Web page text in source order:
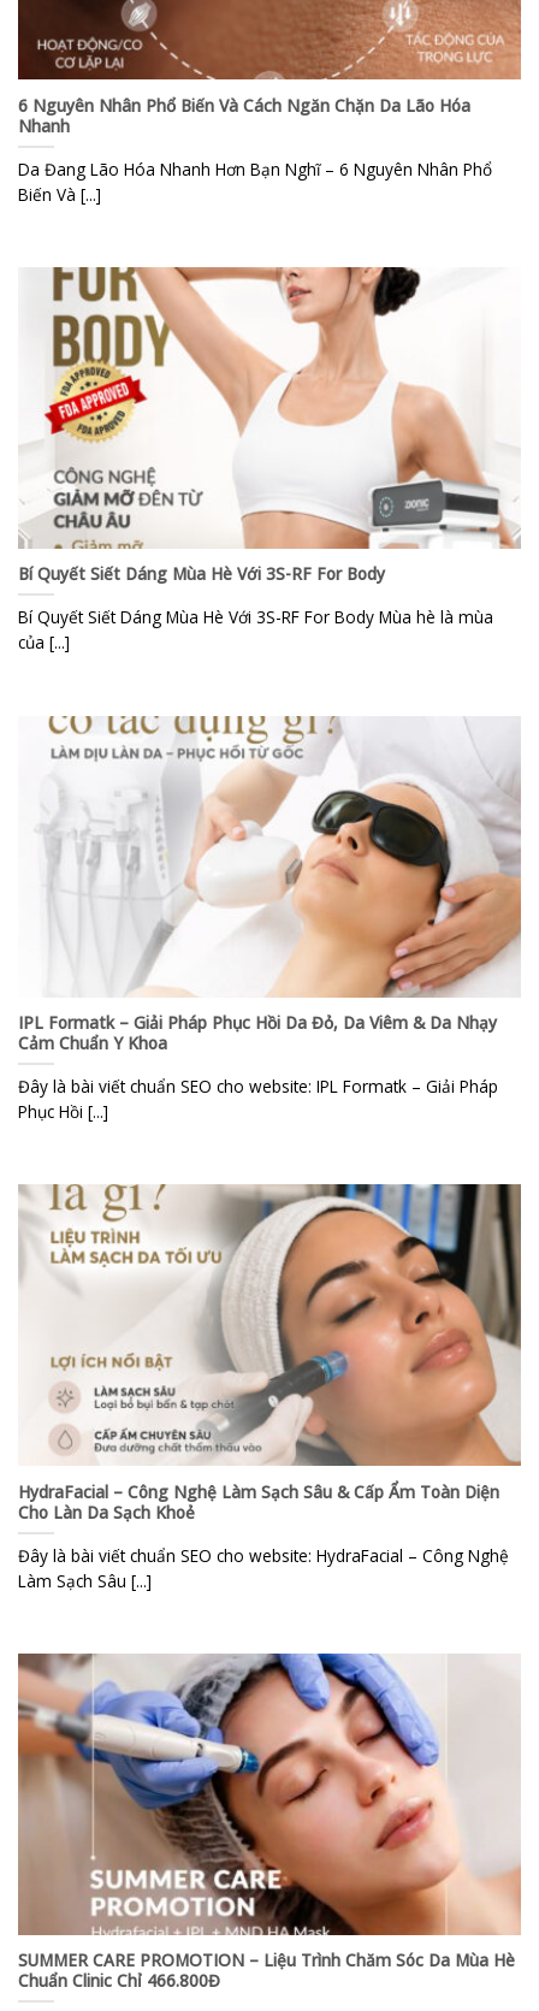
6 Nguyên Nhân Phổ Biến Và Cách Ngăn Chặn Da Lão Hóa
Nhanh
Da Đang Lão Hóa Nhanh Hơn Bạn Nghĩ – 6 Nguyên Nhân Phổ
Biến Và [...]
Bí Quyết Siết Dáng Mùa Hè Với 3S-RF For Body
Bí Quyết Siết Dáng Mùa Hè Với 3S-RF For Body Mùa hè là mùa
của [...]
IPL Formatk – Giải Pháp Phục Hồi Da Đỏ, Da Viêm & Da Nhạy
Cảm Chuẩn Y Khoa
Đây là bài viết chuẩn SEO cho website: IPL Formatk – Giải Pháp
Phục Hồi [...]
HydraFacial – Công Nghệ Làm Sạch Sâu & Cấp Ẩm Toàn Diện
Cho Làn Da Sạch Khoẻ
Đây là bài viết chuẩn SEO cho website: HydraFacial – Công Nghệ
Làm Sạch Sâu [...]
SUMMER CARE PROMOTION – Liệu Trình Chăm Sóc Da Mùa Hè
Chuẩn Clinic Chỉ 466.800Đ